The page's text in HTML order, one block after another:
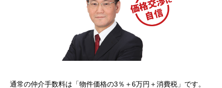
通常の仲介手数料は「物件価格の3％＋6万円＋消費税」です。